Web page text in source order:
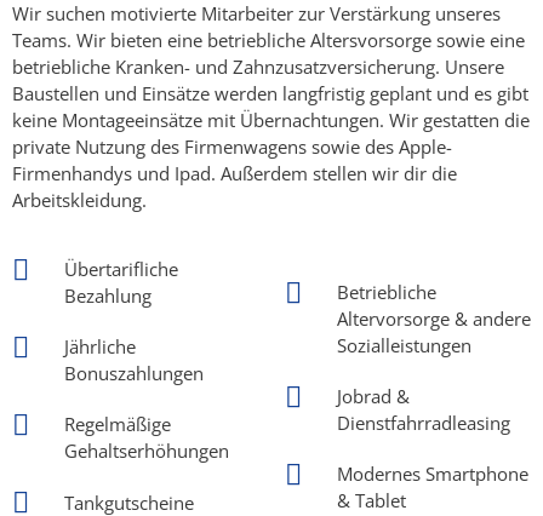
Wir suchen motivierte Mitarbeiter zur Verstärkung unseres
Teams. Wir bieten eine betriebliche Altersvorsorge sowie eine
betriebliche Kranken- und Zahnzusatzversicherung. Unsere
Baustellen und Einsätze werden langfristig geplant und es gibt
keine Montageeinsätze mit Übernachtungen. Wir gestatten die
private Nutzung des Firmenwagens sowie des Apple-
Firmenhandys und Ipad. Außerdem stellen wir dir die
Arbeitskleidung.
Übertarifliche
Bezahlung
Jährliche
Bonuszahlungen
Regelmäßige
Gehaltserhöhungen
Tankgutscheine
Betriebliche
Altervorsorge & andere
Sozialleistungen
Jobrad &
Dienstfahrradleasing
Modernes Smartphone
& Tablet